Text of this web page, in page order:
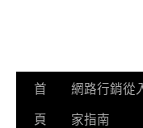
跳首
頁
網路行銷從
家指南